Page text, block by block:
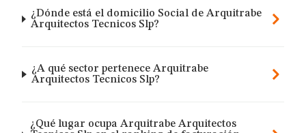
¿Dónde está el domicilio Social de Arquitrabe
Arquitectos Tecnicos Slp?
¿A qué sector pertenece Arquitrabe
Arquitectos Tecnicos Slp?
¿Qué lugar ocupa Arquitrabe Arquitectos